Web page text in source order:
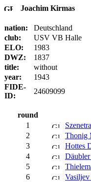
Joachim Kirmas
nation: Deutschland
club:
USV VB Halle
ELO:
1983
DWZ:
1837
title:
without
year:
1943
FIDE-
ID:
24609099
round
1
2
Thonig
3
Hottes
4
5
6